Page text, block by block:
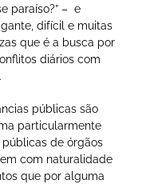
paraíso?” – e
difícil e muitas
que é a busca por
diários com
públicas são
particularmente
de órgãos
com naturalidade
que por alguma